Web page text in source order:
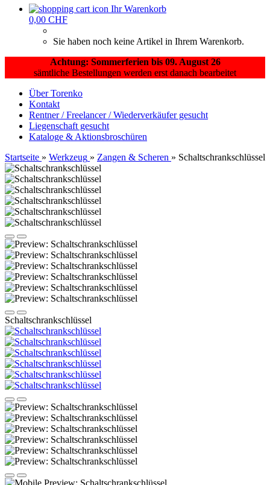
Ihr Warenkorb
0,00 CHF
Sie haben noch keine Artikel in Ihrem Warenkorb.
Achtung: Sommerferien bis 09. August 26
sämtliche Bestellungen werden erst danach bearbeitet
Über Torenko
Kontakt
Rentner / Freelancer / Wiederverkäufer gesucht
Liegenschaft gesucht
Kataloge & Aktionsbroschüren
Startseite » Werkzeug » Zangen & Scheren » Schaltschrankschlüssel
Schaltschrankschlüssel